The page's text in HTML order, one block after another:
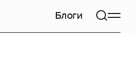
Блоги